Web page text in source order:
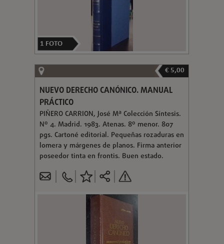
1 FOTO
€ 5,00
NUEVO DERECHO CANÓNICO. MANUAL
PRÁCTICO
PIÑERO CARRION, José Mª Colección Síntesis.
Nº 4. Madrid. 1983. Atenas. 8º menor. 807
pgs. Cartoné editorial. Pequeñas rozaduras en
lomera y márgenes de planos. Firma anterior
poseedor tinta en frontis. Buen estado.